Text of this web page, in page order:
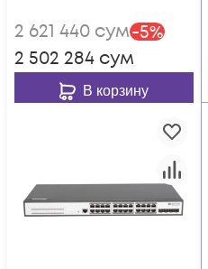
2 621 440 сум-5%
2 502 284 сум
В корзину